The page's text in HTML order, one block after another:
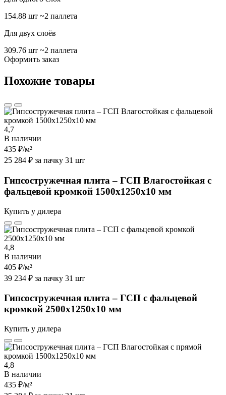
154.88 шт ~2 паллета
Для двух слоёв
309.76 шт ~2 паллета
Оформить заказ
Похожие товары
4,7
В наличии
435 ₽/м²
25 284 ₽ за пачку 31 шт
Гипсостружечная плита – ГСП Влагостойкая с
фальцевой кромкой 1500х1250х10 мм
Купить у дилера
4,8
В наличии
405 ₽/м²
39 234 ₽ за пачку 31 шт
Гипсостружечная плита – ГСП с фальцевой
кромкой 2500х1250х10 мм
Купить у дилера
4,8
В наличии
435 ₽/м²